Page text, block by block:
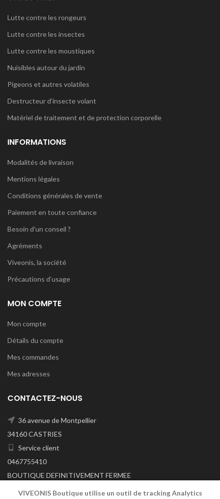
Lutte contre les rongeurs
Lutte contre les insectes
Lutte contre les moustiques
Nuisibles autour du jardin
Pigeons et autres volatiles
Destructeur d’insecte volant
Matériel de traitement et de protection corporelle
INFORMATIONS
Modalités de livraison
Mentions légales
Conditions générales de vente
Paiement en toute confiance
Besoin d’un conseil ?
Agréments
Viveonis, la société
Précautions d’usage
MON COMPTE
Mon compte
Détails du compte
Mes commandes
Mes adresses
CONTACTEZ-NOUS
36 avenue de Montpellier
34160 CASTRIES
Service client
0467755410
BOUTIQUE DEFINITIVEMENT FERMEE
A/C DU 29/06/2026
VIVEONIS Boutique utilise un outil de tracking Analytics